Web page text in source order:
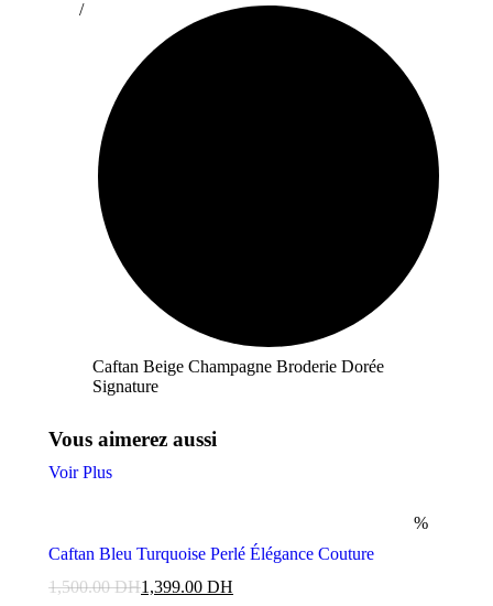
Caftan Beige Champagne Broderie Dorée
Signature
Vous aimerez aussi
Voir Plus
%
Caftan Bleu Turquoise Perlé Élégance Couture
1,500.00DH1,399.00 DH